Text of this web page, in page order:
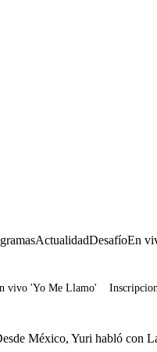
ActualidadDesafíoEn
vivo 'Yo Me Llamo'
México, Yuri habló con